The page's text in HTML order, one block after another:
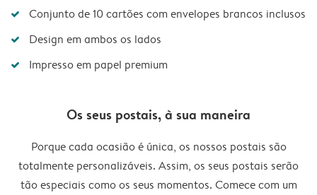
Conjunto de 10 cartões com envelopes brancos inclusos
Design em ambos os lados
Impresso em papel premium
Os seus postais, à sua maneira
Porque cada ocasião é única, os nossos postais são
totalmente personalizáveis. Assim, os seus postais serão
tão especiais como os seus momentos. Comece com um